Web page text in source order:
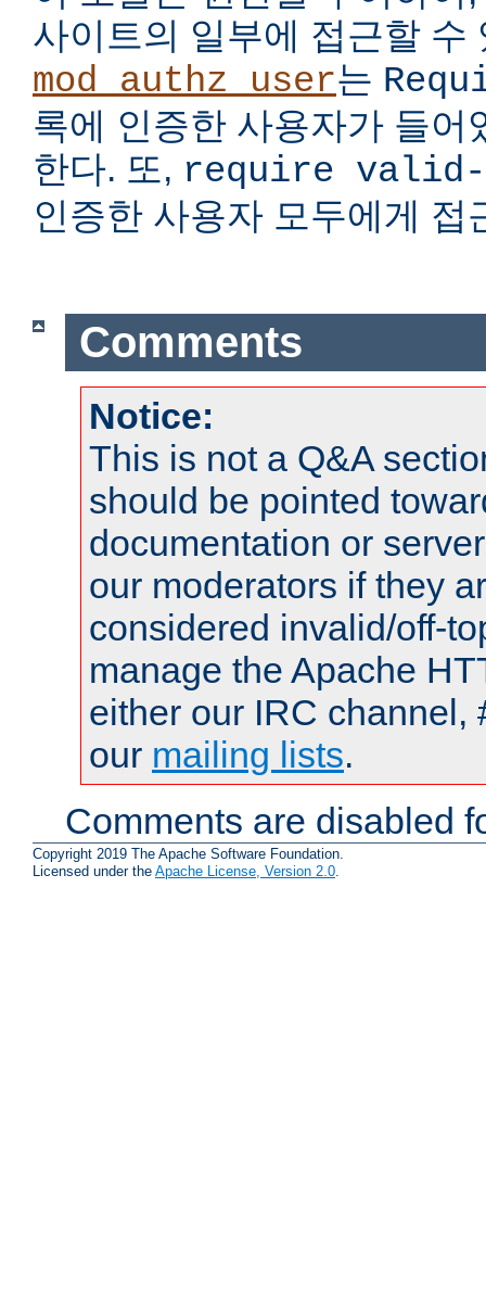
사이트의 일부에 접근할 수
mod_authz_user는
록에 인증한 사용자가 들어
한다. 또, require valid-
인증한 사용자 모두에게 접
Comments
Notice:
This is not a Q&A
should be pointed
documentation or
our moderators if they
considered invalid/off-
manage the Apache
either our IRC channel,
our mailing lists.
Comments are disabled
Copyright 2019 The Apache Software Foundation.
Licensed under the Apache License, Version 2.0.